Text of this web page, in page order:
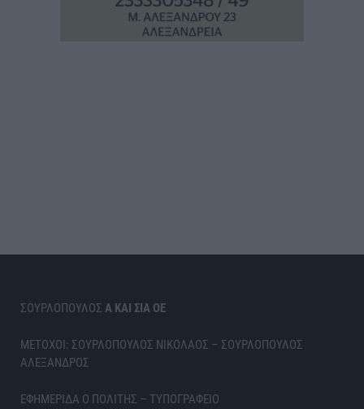
ΣΟΥΡΛΟΠΟΥΛΟΣ Α ΚΑΙ ΣΙΑ ΟΕ
ΜΕΤΟΧΟΙ: ΣΟΥΡΛΟΠΟΥΛΟΣ ΝΙΚΟΛΑΟΣ – ΣΟΥΡΛΟΠΟΥΛΟΣ
ΑΛΕΞΑΝΔΡΟΣ
ΕΦΗΜΕΡΙΔΑ Ο ΠΟΛΙΤΗΣ – ΤΥΠΟΓΡΑΦΕΙΟ